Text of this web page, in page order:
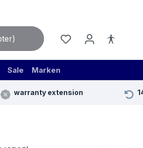
Sale Marken
warranty extension